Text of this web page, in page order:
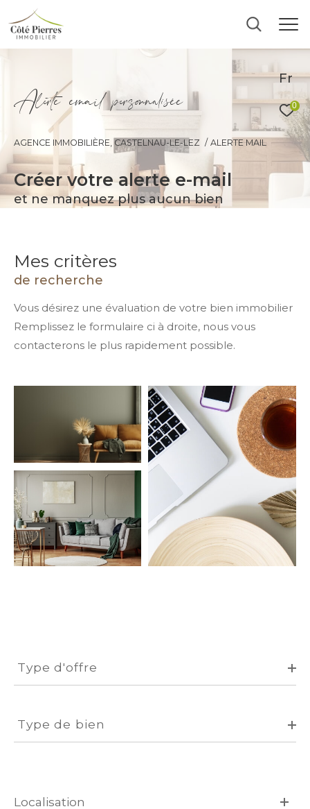
Fr
0
Alete emai pesonaiée
AGENCE IMMOBILIÈRE, CASTELNAU-LE-LEZ ALERTE MAIL
créer votre alerte e-mail
et ne manquez plus aucun bien
Mes critères
de recherche
Vous désirez une évaluation de votre bien immobilier
Remplissez le formulaire ci à droite, nous vous
contacterons le plus rapidement possible.
d'offre
Type d'offre
de
bien
Type de bien